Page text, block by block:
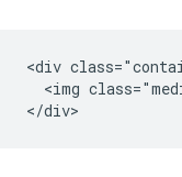
<div
<img